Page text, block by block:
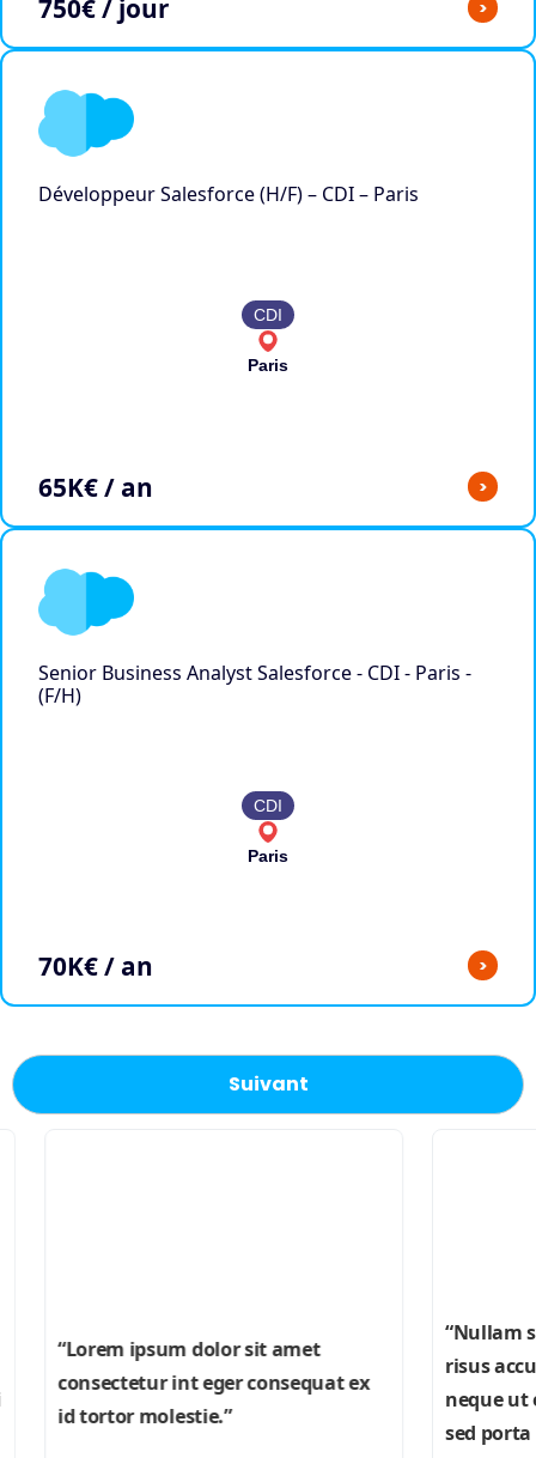
750€ / jour >
Développeur Salesforce (H/F) – CDI – Paris
CDI
Paris
65K€ / an >
Senior Business Analyst Salesforce - CDI - Paris -
(F/H)
CDI
Paris
70K€ / an >
Suivant
“Lorem ipsum dolor sit amet
consectetur int eger consequat ex
id tortor molestie.”
“Nullam sit
risus accum
neque ut
sed porta